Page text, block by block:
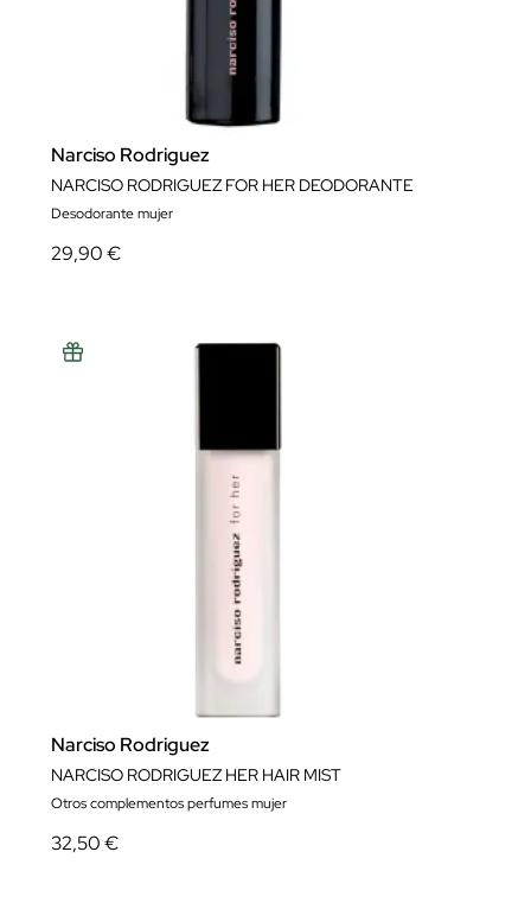
Narciso Rodriguez
NARCISO RODRIGUEZ FOR HER DEODORANTE
Desodorante mujer
29,90 €
Narciso Rodriguez
NARCISO RODRIGUEZ HER HAIR MIST
Otros complementos perfumes mujer
32,50 €